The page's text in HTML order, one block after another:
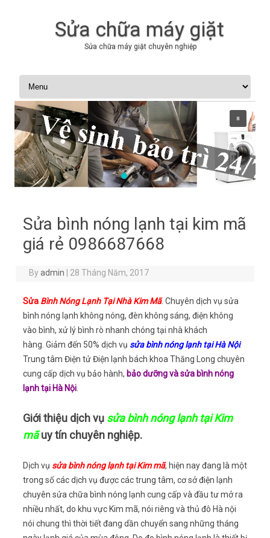
Sửa chữa máy giặt
Sửa chữa máy giặt chuyên nghiệp
Skip to content
Sửa bình nóng lạnh tại kim mã
giá rẻ 0986687668
Byadmin 28 Tháng Năm, 2017
Sửa Bình Nóng Lạnh Tại Nhà Kim Mã. Chuyên dịch vụ sửa
bình nóng lạnh không nóng, đèn không sáng, điện không
vào bình, xử lý bình rò nhanh chóng tại nhà khách
hàng. Giảm đến 50% dịch vụ sửa bình nóng lạnh tại Hà Nội.
Trung tâm Điện tử Điện lạnh bách khoa Thăng Long chuyên
cung cấp dịch vụ bảo hành, bảo dưỡng và sửa bình nóng
lạnh tại Hà Nội
Giới thiệu dịch vụ sửa bình nóng lạnh tại Kim
mãuy tín chuyên nghiệp.
Dịch vụ sửa bình nóng lạnh tại Kim mã, hiện nay đang là một
trong số các dịch vụ được các trung tâm, cơ sở điện lạnh
chuyên sửa chữa bình nóng lạnh cung cấp và đầu tư mở ra
nhiều nhất, do khu vực Kim mã, nói riêng và thủ đô Hà nội
nói chung thì thời tiết đang dần chuyển sang những tháng